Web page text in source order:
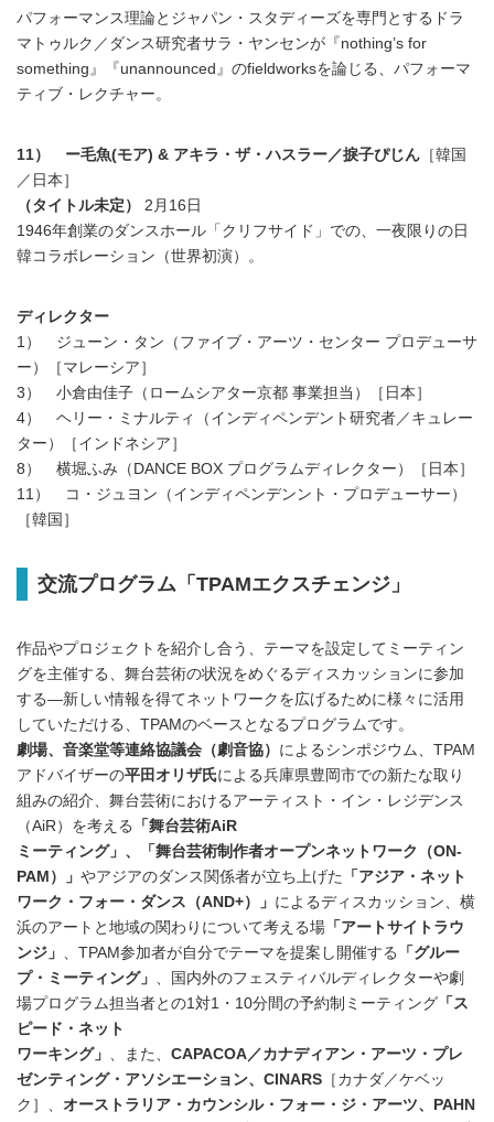
パフォーマンス理論とジャパン・スタディーズを専門とするドラ
マトゥルク／ダンス研究者サラ・ヤンセンが『nothing’s for
something』『unannounced』のfieldworksを論じる、パフォーマ
ティブ・レクチャー。
11） ー毛魚(モア) & アキラ・ザ・ハスラー／捩子ぴじん ［韓国
／日本］
（タイトル未定）
2月16日
1946年創業のダンスホール「クリフサイド」での、一夜限りの日
韓コラボレーション（世界初演）。
ディレクター
1） ジューン・タン（ファイブ・アーツ・センター プロデューサ
ー）［マレーシア］
3） 小倉由佳子（ロームシアター京都 事業担当）［日本］
4） ヘリー・ミナルティ（インディペンデント研究者／キュレー
ター）［インドネシア］
8） 横堀ふみ（DANCE BOX プログラムディレクター）［日本］
11） コ・ジュヨン（インディペンデンント・プロデューサー）
［韓国］
交流プログラム「TPAMエクスチェンジ」
作品やプロジェクトを紹介し合う、テーマを設定してミーティン
グを主催する、舞台芸術の状況をめぐるディスカッションに参加
する—新しい情報を得てネットワークを広げるために様々に活用
していただける、TPAMのベースとなるプログラムです。
劇場、音楽堂等連絡協議会（劇音協） によるシンポジウム、TPAM
アドバイザーの平田オリザ氏による兵庫県豊岡市での新たな取り
組みの紹介、舞台芸術におけるアーティスト・イン・レジデンス
（AiR）を考える
「舞台芸術AiR
ミーティング」、「舞台芸術制作者オープンネットワーク（ON-
PAM）」 やアジアのダンス関係者が立ち上げた
「アジア・ネット
ワーク・フォー・ダンス（AND+）」 によるディスカッション、横
浜のアートと地域の関わりについて考える場 「アートサイトラウ
ンジ」 、TPAM参加者が自分でテーマを提案し開催する
「グルー
プ・ミーティング」 、国内外のフェスティバルディレクターや劇
場プログラム担当者との1対1・10分間の予約制ミーティング 「ス
ピード・ネット
ワーキング」 、また、 CAPACOA／カナディアン・アーツ・プレ
ゼンティング・アソシエーション、CINARS ［カナダ／ケベッ
ク］、 オーストラリア・カウンシル・フォー・ジ・アーツ、PAHN